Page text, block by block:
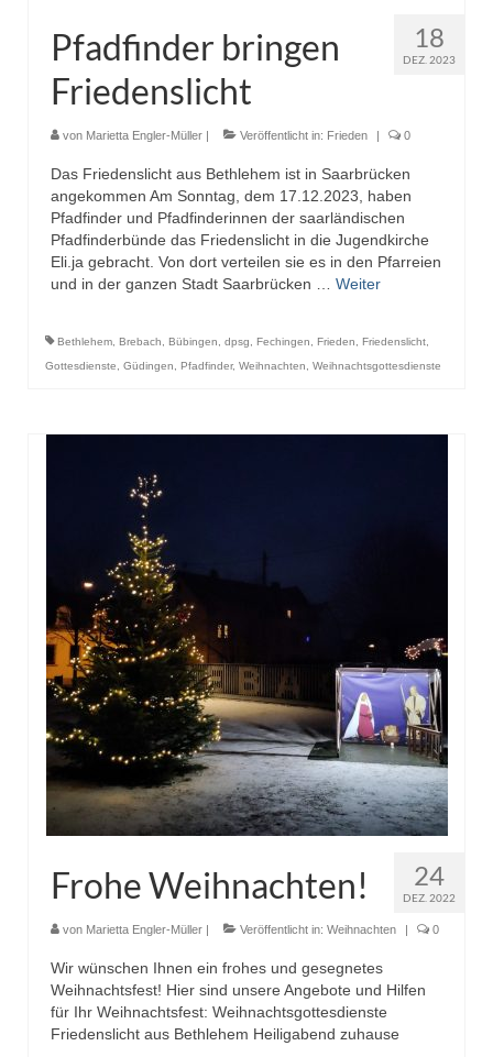
18
DEZ. 2023
Pfadfinder bringen
Friedenslicht
von Marietta Engler-Müller | Veröffentlicht in: Frieden | 0
Das Friedenslicht aus Bethlehem ist in Saarbrücken
angekommen Am Sonntag, dem 17.12.2023, haben
Pfadfinder und Pfadfinderinnen der saarländischen
Pfadfinderbünde das Friedenslicht in die Jugendkirche
Eli.ja gebracht. Von dort verteilen sie es in den Pfarreien
und in der ganzen Stadt Saarbrücken … Weiter
Bethlehem Brebach Bübingen dpsg Fechingen Frieden Friedenslicht
Gottesdienste
Güdingen Pfadfinder, Weihnachten Weihnachtsgottesdienste
24
DEZ. 2022
Frohe Weihnachten!
von Marietta Engler-Müller | Veröffentlicht in: Weihnachten | 0
Wir wünschen Ihnen ein frohes und gesegnetes
Weihnachtsfest! Hier sind unsere Angebote und Hilfen
für Ihr Weihnachtsfest: Weihnachtsgottesdienste
Friedenslicht aus Bethlehem Heiligabend zuhause